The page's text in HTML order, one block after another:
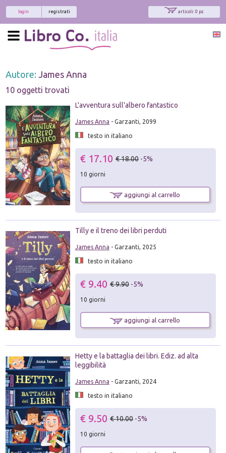
articoli: 0 pz.
registrati
login
Autore: James Anna
10 oggetti trovati
L'avventura sull'albero fantastico
James Anna - Garzanti, 2099
testo in italiano
€ 17.10 € 18.00 -5%
10 giorni
aggiungi al carrello
Tilly e il treno dei libri perduti
James Anna - Garzanti, 2025
testo in italiano
€ 9.40 € 9.90 -5%
10 giorni
aggiungi al carrello
Hetty e la battaglia dei libri. Ediz. ad alta
leggibilità
James Anna - Garzanti, 2024
testo in italiano
€ 9.50 € 10.00 -5%
10 giorni